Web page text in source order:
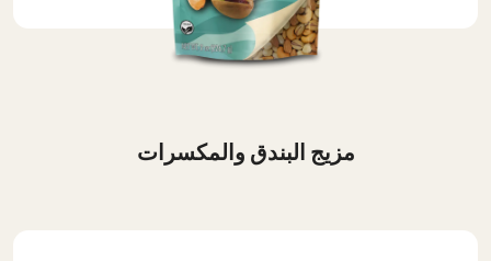
مزيج البندق والمكسرات